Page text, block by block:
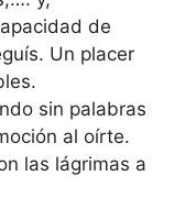
de
Un placer
sin palabras
al oírte.
las lágrimas a